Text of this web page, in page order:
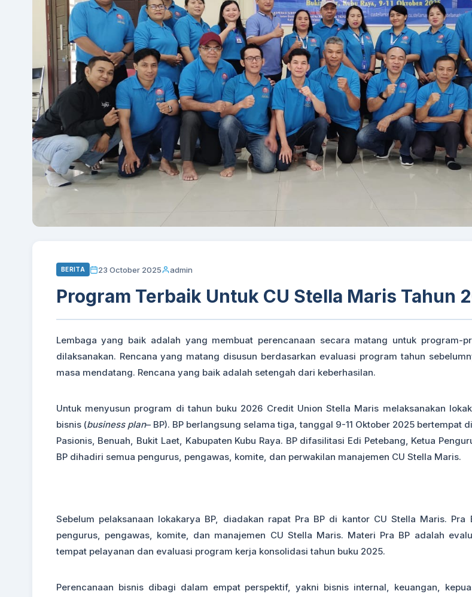
BERITA 23 October 2025 admin
Program Terbaik Untuk CU Stella Maris Tahun
Lembaga yang baik adalah yang membuat perencanaan secara matang untuk program-
dilaksanakan. Rencana yang matang disusun berdasarkan evaluasi program tahun
masa mendatang. Rencana yang baik adalah setengah dari keberhasilan.
Untuk menyusun program di tahun buku 2026 Credit Union Stella Maris melaksanakan
bisnis (business plan– BP). BP berlangsung selama tiga, tanggal 9-11 Oktober 2025 bertempat
Pasionis, Benuah, Bukit Laet, Kabupaten Kubu Raya. BP difasilitasi Edi Petebang, Ketua
BP dihadiri semua pengurus, pengawas, komite, dan perwakilan manajemen CU Stella Maris.
Sebelum pelaksanaan lokakarya BP, diadakan rapat Pra BP di kantor CU Stella Maris.
pengurus, pengawas, komite, dan manajemen CU Stella Maris. Materi Pra BP adalah
tempat pelayanan dan evaluasi program kerja konsolidasi tahun buku 2025.
Perencanaan bisnis dibagi dalam empat perspektif, yakni bisnis internal, keuangan,